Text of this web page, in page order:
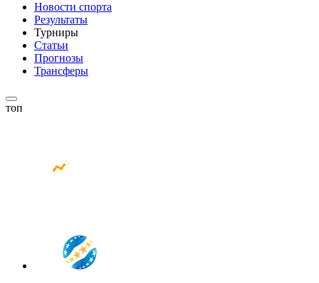
Новости спорта
Результаты
Турниры
Статьи
Прогнозы
Трансферы
топ